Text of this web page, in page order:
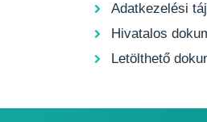
Adatkezelési
Hivatalos
Letölthető